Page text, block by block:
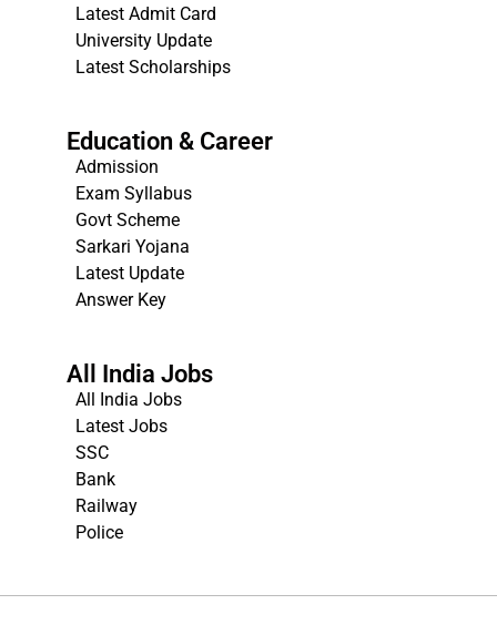
Latest Admit Card
University Update
Latest Scholarships
Education & Career
Admission
Exam Syllabus
Govt Scheme
Sarkari Yojana
Latest Update
Answer Key
All India Jobs
All India Jobs
Latest Jobs
SSC
Bank
Railway
Police